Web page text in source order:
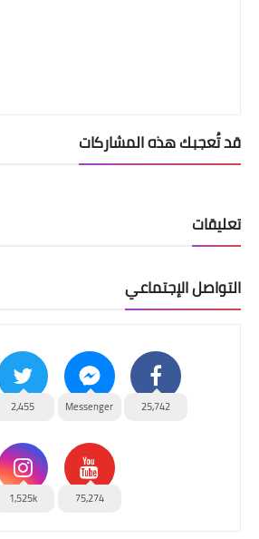
قد تُعجبك هذه المشاركات
تعليقات
التواصل الإجتماعي
25,742
Messenger
2,455
75,274
1,525k